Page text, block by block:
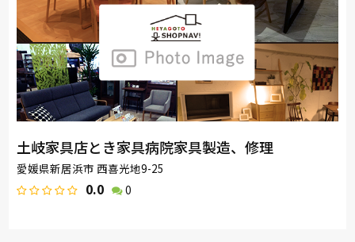
土岐家具店とき家具病院家具製造、修理
愛媛県新居浜市 西喜光地9-25
0.0 0